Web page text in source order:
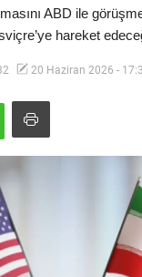
ABD ile
hareket
20 Haziran 2026 -